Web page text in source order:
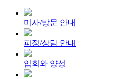
미사/방문 안내
피정/상담 안내
입회와 양성